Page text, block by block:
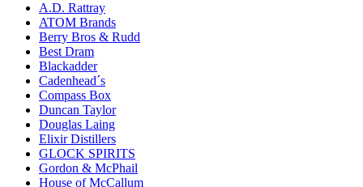
A.D. Rattray
ATOM Brands
Berry Bros & Rudd
Best Dram
Blackadder
Cadenhead´s
Compass Box
Duncan Taylor
Douglas Laing
Elixir Distillers
GLOCK SPIRITS
Gordon & McPhail
House of McCallum